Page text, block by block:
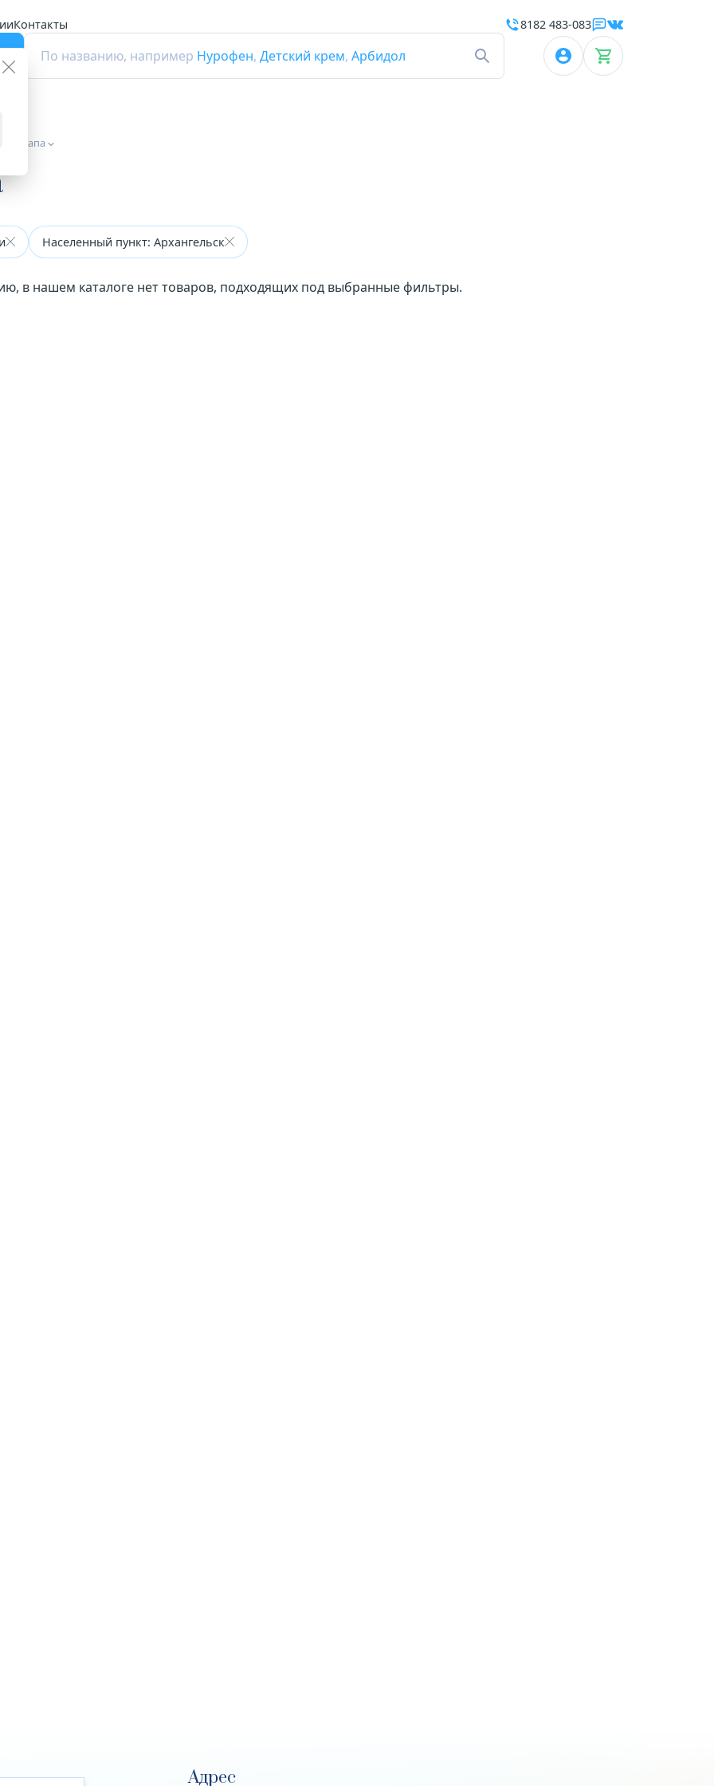
Контакты
По названию, например Нурофен, Детский крем, Арбидол
8182 483-083
от храпа
Населенный пункт: Архангельск
в нашем каталоге нет товаров, подходящих под выбранные фильтры.
Адрес